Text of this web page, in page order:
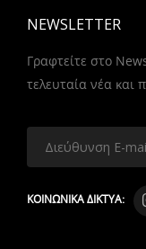
NEWSLETTER
Γραφτείτε στο
τελευταία νέα και
ΚΟΙΝΩΝΙΚΑ ΔΙΚΤΥΑ: